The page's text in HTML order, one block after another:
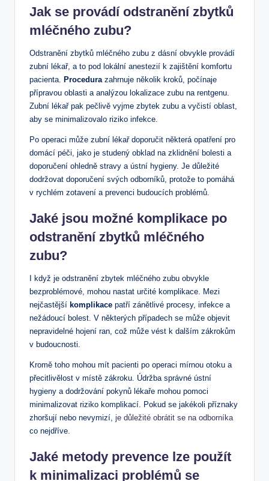
Jak se provádí odstranění zbytků
mléčného zubu?
Odstranění zbytků mléčného zubu z dásní obvykle provádí
zubní lékař, a to pod lokální anestezií k zajištění komfortu
pacienta. Procedura zahrnuje několik kroků, počínaje
přípravou oblasti a analýzou lokalizace zubu na rentgenu.
Zubní lékař pak pečlivě vyjme zbytek zubu a vyčistí oblast,
aby se minimalizovalo riziko infekce.
Po operaci může zubní lékař doporučit některá opatření pro
domácí péči, jako je studený obklad na zklidnění bolesti a
doporučení ohledně stravy a ústní hygieny. Je důležité
dodržovat doporučení svých odborníků, protože to pomáhá
v rychlém zotavení a prevenci budoucích problémů.
Jaké jsou možné komplikace po
odstranění zbytků mléčného
zubu?
I když je odstranění zbytek mléčného zubu obvykle
bezproblémové, mohou nastat určité komplikace. Mezi
nejčastější komplikace patří zánětlivé procesy, infekce a
nežádoucí bolest. V některých případech se může objevit
nepravidelné hojení ran, což může vést k dalším zákrokům
v budoucnosti.
Kromě toho mohou mít pacienti po operaci mírnou otoku a
přecitlivělost v místě zákroku. Údržba správné ústní
hygieny a dodržování pokynů lékaře mohou pomoci
minimalizovat riziko komplikací. Pokud se jakékoli příznaky
zhoršují nebo nevymizí, je důležité obrátit se na odborníka
co nejdříve.
Jaké metody prevence lze použít
k minimalizaci problémů se